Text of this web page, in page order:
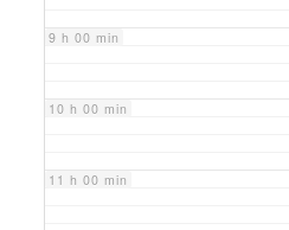
9 h 00 min
10 h 00 min
11 h 00 min